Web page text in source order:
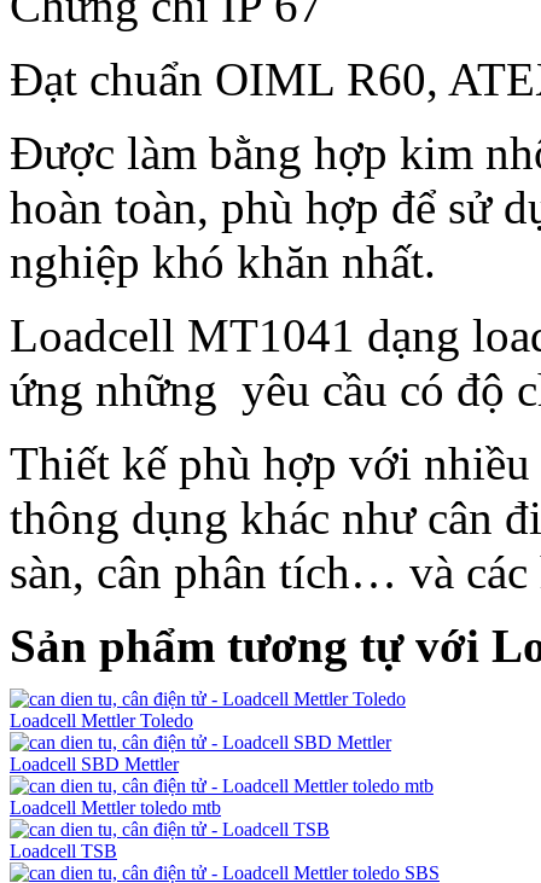
Đạt chuẩn OIML R60,
Được làm bằng hợp kim
hoàn toàn, phù hợp để sử
nghiệp khó khăn nhất.
Loadcell MT1041 dạng
ứng những yêu cầu có độ
Thiết kế phù hợp với
thông dụng khác như cân
sàn, cân phân tích… và
Sản phẩm tương tự với
Loadcell Mettler Toledo
Loadcell SBD Mettler
Loadcell Mettler toledo mtb
Loadcell TSB